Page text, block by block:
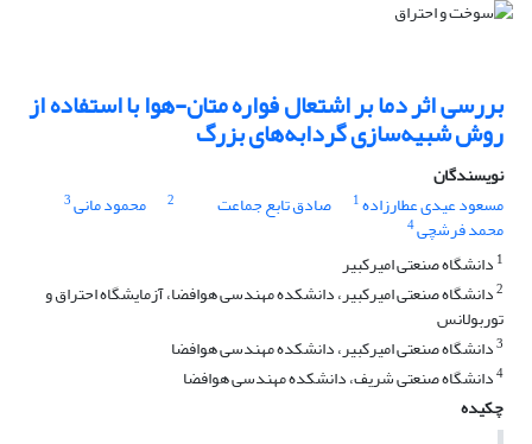
بررسی اثر دما بر اشتعال فواره متان-هوا با استفاده از
روش شبیه‌سازی گردابه‌های بزرگ
نویسندگان
مسعود عیدی عطارزاده1 صادق تابع جماعت 2 محمود مانی3
محمد فرشچی4
1 دانشگاه صنعتی امیرکبیر
2دانشگاه صنعتی امیرکبیر، دانشکده مهندسی هوافضا، آزمایشگاه احتراق و
توربولانس
3دانشگاه صنعتی امیرکبیر، دانشکده مهندسی هوافضا
4دانشگاه صنعتی شریف، دانشکده مهندسی هوافضا
چکیده